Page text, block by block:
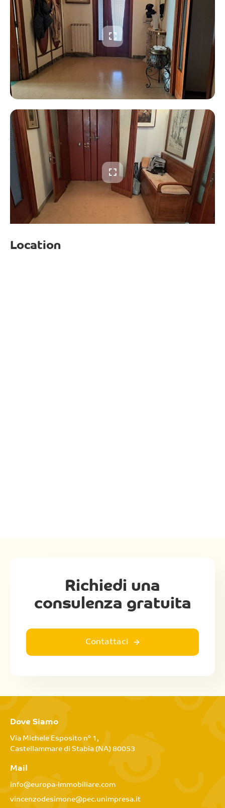
Location
Richiedi una
consulenza gratuita
Contattaci
Dove Siamo
Via Michele Esposito n° 1,
Castellammare di Stabia (NA) 80053
Mail
info@europa-immobiliare.com
vincenzodesimone@pec.unimpresa.it